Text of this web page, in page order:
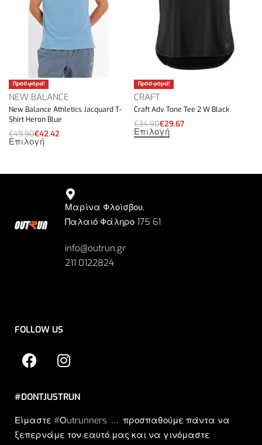
Προσφορά!
NEW BALANCE
New Balance Athletics Jacquard T-
Shirt Heron Blue
€49.90€42.42
Επιλογή
Προσφορά!
CRAFT
Craft Adv Tone Tee 2 W Black
€34.90€29.67
Επιλογή
Μαρίνα Φλοίσβου,
Παλαιό Φάληρο 175 61
info@outrun.gr
211 0122824
FOLLOW US
#DONTJUSTRUN
Είμαστε #Οutrunners … προσπαθούμε πάντα να
ξεπερνάμε τον εαυτό μας και να γινόμαστε